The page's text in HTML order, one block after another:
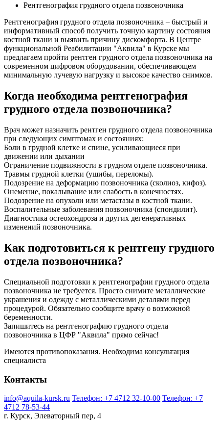
Рентгенография грудного отдела позвоночника
Рентгенография грудного отдела позвоночника – быстрый и
информативный способ получить точную картину состояния
костной ткани и выявить причину дискомфорта. В Центре
функциональной Реабилитации "Аквила" в Курске мы
предлагаем пройти рентген грудного отдела позвоночника на
современном цифровом оборудовании, обеспечивающем
минимальную лучевую нагрузку и высокое качество снимков.
Когда необходима рентгенография
грудного отдела позвоночника?
Врач может назначить рентген грудного отдела позвоночника
при следующих симптомах и состояниях:
Боли в грудной клетке и спине, усиливающиеся при
движении или дыхании
Ограничение подвижности в грудном отделе позвоночника.
Травмы грудной клетки (ушибы, переломы).
Подозрение на деформацию позвоночника (сколиоз, кифоз).
Онемение, покалывание или слабость в конечностях.
Подозрение на опухоли или метастазы в костной ткани.
Воспалительные заболевания позвоночника (спондилит).
Диагностика остеохондроза и других дегенеративных
изменений позвоночника.
Как подготовиться к рентгену грудного
отдела позвоночника?
Специальной подготовки к рентгенографии грудного отдела
позвоночника не требуется. Просто снимите металлические
украшения и одежду с металлическими деталями перед
процедурой. Обязательно сообщите врачу о возможной
беременности.
Запишитесь на рентгенографию грудного отдела
позвоночника в ЦФР "Аквила" прямо сейчас!
Имеются противопоказания. Необходима консультация
специалиста
Контакты
info@aquila-kursk.ru Телефон: +7 4712 32-10-00 Телефон: +7
4712 78-53-44
г. Курск, Элеваторный пер, 4